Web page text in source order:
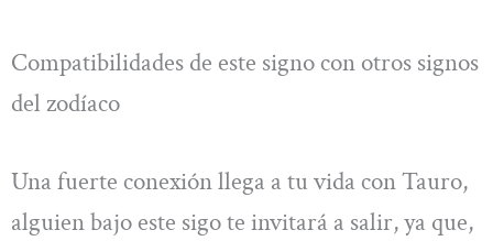
Compatibilidades de este signo con otros signos
del zodíaco
Una fuerte conexión llega a tu vida con Tauro,
alguien bajo este sigo te invitará a salir, ya que,